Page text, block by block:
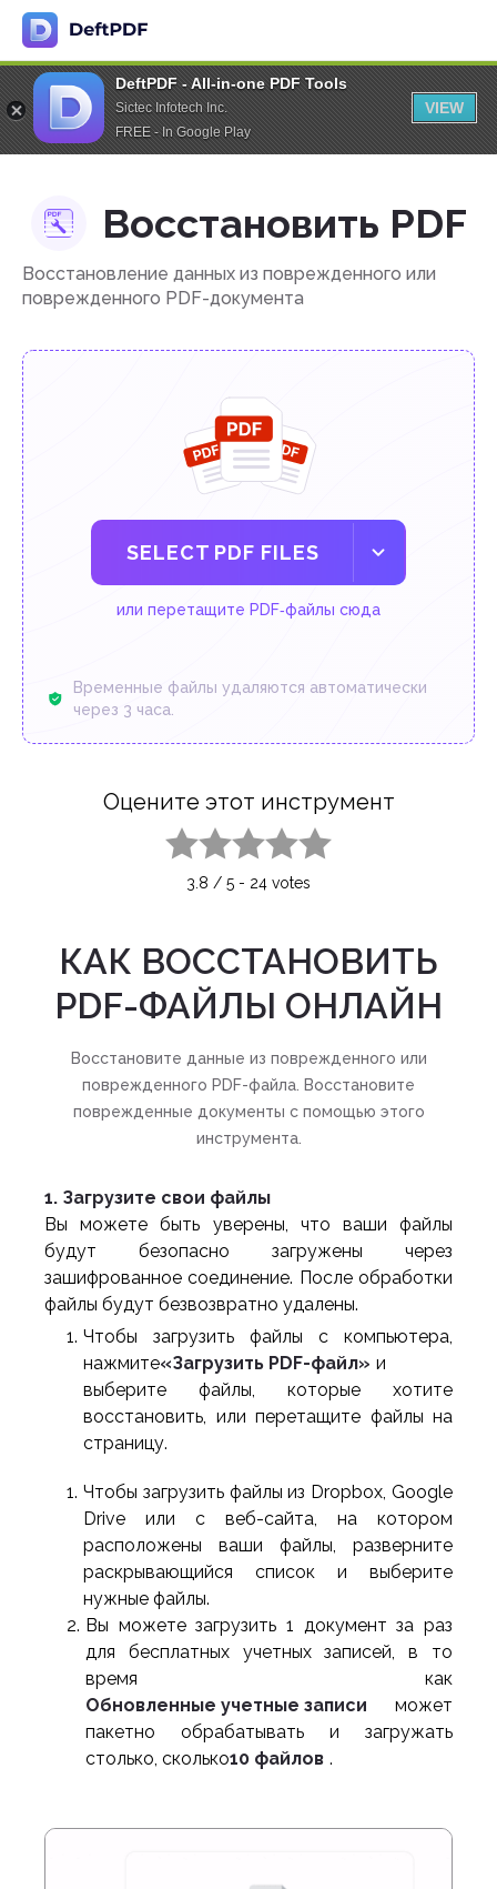
DeftPDF - All-in-one PDF Tools
Sictec Infotech Inc.
FREE - In Google Play
VIEW
Восстановить PDF
Восстановление данных из поврежденного или
поврежденного PDF-документа
SELECT PDF FILES
или перетащите PDF‑файлы сюда
Временные файлы удаляются автоматически
через 3 часа.
Оцените этот инструмент
3.8 / 5 - 24 votes
КАК ВОССТАНОВИТЬ
PDF-ФАЙЛЫ ОНЛАЙН
Восстановите данные из поврежденного или
поврежденного PDF-файла. Восстановите
поврежденные документы с помощью этого
инструмента.
1. Загрузите свои файлы
Вы можете быть уверены, что ваши файлы
будут безопасно загружены через
зашифрованное соединение. После обработки
файлы будут безвозвратно удалены.
Чтобы загрузить файлы с компьютера,
нажмите«Загрузить PDF-файл» и
выберите файлы, которые хотите
восстановить, или перетащите файлы на
страницу.
Чтобы загрузить файлы из Dropbox, Google
Drive или с веб-сайта, на котором
расположены ваши файлы, разверните
раскрывающийся список и выберите
нужные файлы.
Вы можете загрузить 1 документ за раз
для бесплатных учетных записей, в то
время как
Обновленные учетные записи
может
пакетно обрабатывать и загружать
столько, сколько10 файлов .